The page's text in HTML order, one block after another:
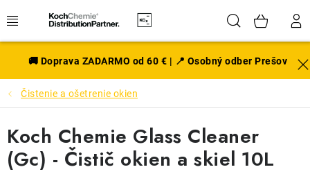
na
Hľadať
EXTERIÉR
DISKY A PNEU
INTERIÉR
PRÍSLUŠENSTVO
🚚 Doprava ZADARMO od 60 € | 📍 Osobný odber Prešov
Čistenie a ošetrenie okien
Koch Chemie Glass Cleaner
(Gc) - Čistič okien a skiel 10L